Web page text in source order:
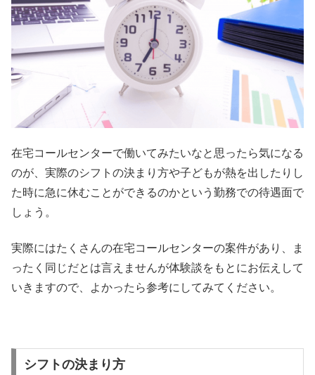
在宅コールセンターで働いてみたいなと思ったら気になる
のが、実際のシフトの決まり方や子どもが熱を出したりし
た時に急に休むことができるのかという勤務での待遇面で
しょう。
実際にはたくさんの在宅コールセンターの案件があり、ま
ったく同じだとは言えませんが体験談をもとにお伝えして
いきますので、よかったら参考にしてみてください。
シフトの決まり方